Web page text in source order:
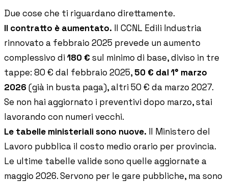
Accedi
Prenota un appuntamento
Due cose che ti riguardano direttamente.
Il contratto è aumentato. Il CCNL Edili Industria
rinnovato a febbraio 2025 prevede un aumento
complessivo di 180 € sul minimo di base, diviso in tre
tappe: 80 € dal febbraio 2025, 50 € dal 1° marzo
2026 (già in busta paga), altri 50 € da marzo 2027.
Se non hai aggiornato i preventivi dopo marzo, stai
lavorando con numeri vecchi.
Le tabelle ministeriali sono nuove. Il Ministero del
Lavoro pubblica il costo medio orario per provincia.
Le ultime tabelle valide sono quelle aggiornate a
maggio 2026. Servono per le gare pubbliche, ma sono